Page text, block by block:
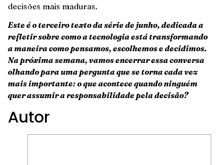
decisões mais maduras.
Este é o terceiro texto da série de junho, dedicada a
refletir sobre como a tecnologia está transformando
a maneira como pensamos, escolhemos e decidimos.
Na próxima semana, vamos encerrar essa conversa
olhando para uma pergunta que se torna cada vez
mais importante: o que acontece quando ninguém
quer assumir a responsabilidade pela decisão?
Autor